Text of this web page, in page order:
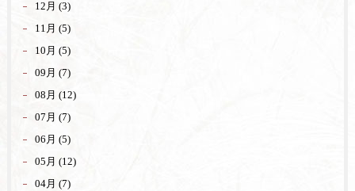
12月 (3)
11月 (5)
10月 (5)
09月 (7)
08月 (12)
07月 (7)
06月 (5)
05月 (12)
04月 (7)